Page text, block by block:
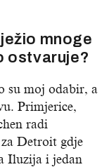
mnoge
ostvaruje?
su moj odabir, a
Primjerice,
radi
Detroit gdje
Iluzija i jedan